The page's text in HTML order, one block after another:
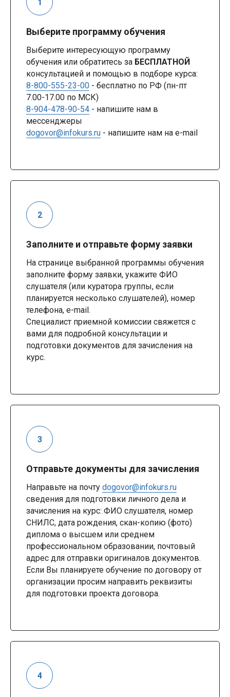
Выберите программу обучения
Выберите интересующую программу
обучения или обратитесь за БЕСПЛАТНОЙ
консультацией и помощью в подборе курса:
8-800-555-23-00 - бесплатно по РФ (пн-пт
7.00-17.00 по МСК)
8-904-478-90-54 - напишите нам в
мессенджеры
dogovor@infokurs.ru - напишите нам на e-mail
Заполните и отправьте форму заявки
На странице выбранной программы обучения
заполните форму заявки, укажите ФИО
слушателя (или куратора группы, если
планируется несколько слушателей), номер
телефона, e-mail.
Специалист приемной комиссии свяжется с
вами для подробной консультации и
подготовки документов для зачисления на
курс.
Отправьте документы для зачисления
Направьте на почту dogovor@infokurs.ru
сведения для подготовки личного дела и
зачисления на курс: ФИО слушателя, номер
СНИЛС, дата рождения, скан-копию (фото)
диплома о высшем или среднем
профессиональном образовании, почтовый
адрес для отправки оригиналов документов.
Если Вы планируете обучение по договору от
организации просим направить реквизиты
для подготовки проекта договора.